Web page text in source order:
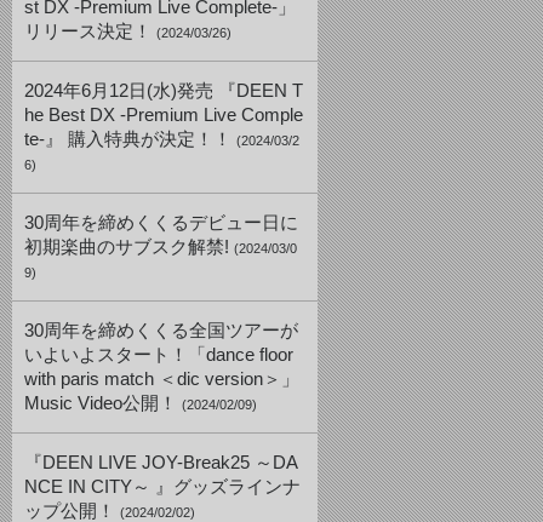
st DX -Premium Live Complete-」
リリース決定！
(2024/03/26)
2024年6月12日(水)発売 『DEEN T
he Best DX -Premium Live Comple
te-』 購入特典が決定！！
(2024/03/2
6)
30周年を締めくくるデビュー日に
初期楽曲のサブスク解禁! (2024/03/0
9)
30周年を締めくくる全国ツアーが
いよいよスタート！「dance floor
with paris match ＜dic version＞」
Music Video公開！
(2024/02/09)
『DEEN LIVE JOY-Break25 ～DA
NCE IN CITY～ 』グッズラインナ
ップ公開！
(2024/02/02)